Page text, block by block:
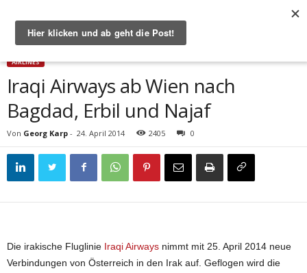
Start Airlines Iraqi Airways ab Wien nach Bagdad, Erbil und Najaf
AIRLINES
Iraqi Airways ab Wien nach
Bagdad, Erbil und Najaf
Von Georg Karp - 24. April 2014 2405 0
Die irakische Fluglinie Iraqi Airways nimmt mit 25. April 2014 neue
Verbindungen von Österreich in den Irak auf. Geflogen wird die